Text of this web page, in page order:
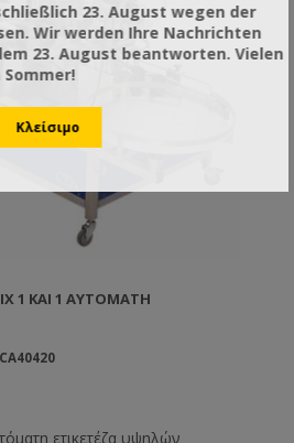
1 ΚΑΙ 1 ΑΥΤΌΜΑΤΗ
ετικετέζα υψηλών
23. August wegen der
Wir werden Ihre Nachrichten
23. August beantworten. Vielen